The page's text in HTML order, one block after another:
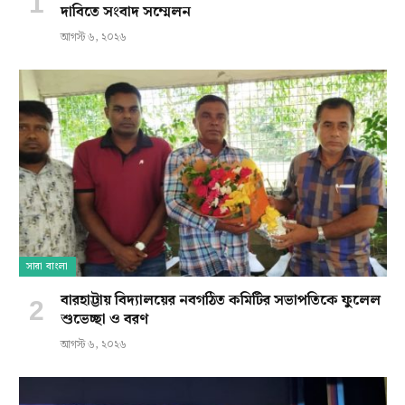
দাবিতে সংবাদ সম্মেলন
আগস্ট ৬, ২০২৬
সারা বাংলা
বারহাট্টায় বিদ্যালয়ের নবগঠিত কমিটির সভাপতিকে ফুলেল
শুভেচ্ছা ও বরণ
আগস্ট ৬, ২০২৬